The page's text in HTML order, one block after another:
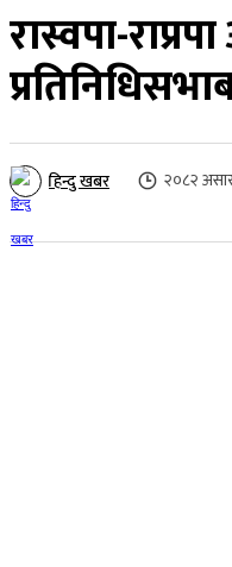
रास्वपा-
हिन्दु खबर २०८२